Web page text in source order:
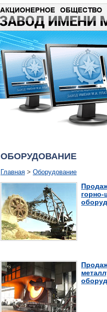
ОБОРУДОВАНИЕ
Главная > Оборудование
горно-